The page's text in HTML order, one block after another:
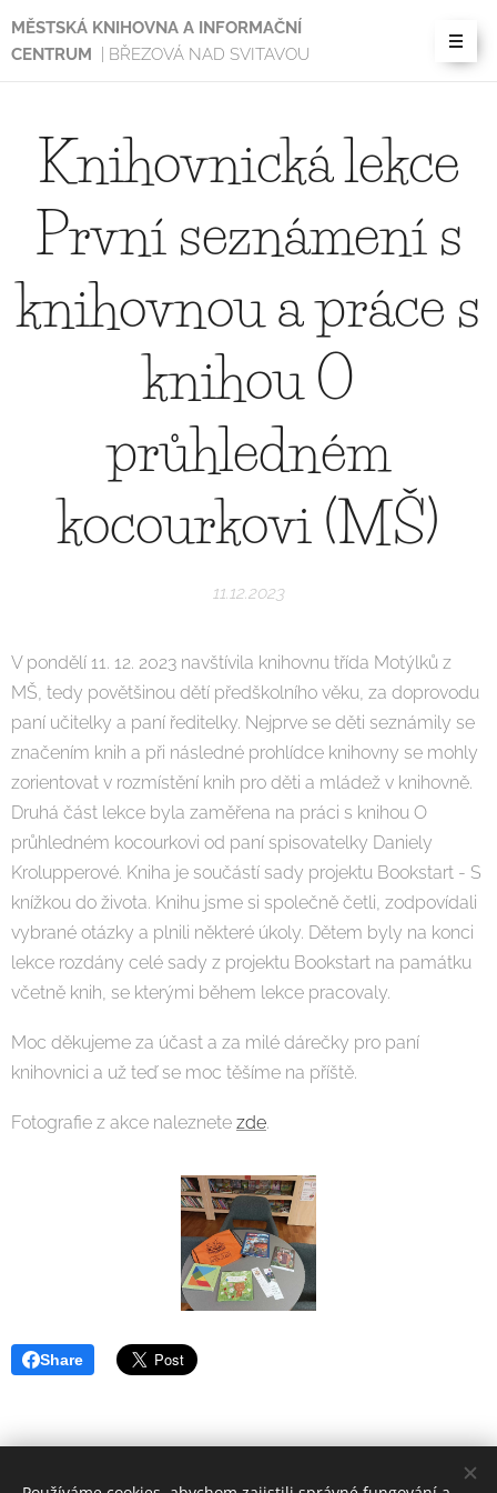
MĚSTSKÁ KNIHOVNA A INFORMAČNÍ
CENTRUM
| BŘEZOVÁ NAD SVITAVOU
Knihovnická lekce
První seznámení s
knihovnou a práce s
knihou O
průhledném
kocourkovi (MŠ)
11.12.2023
V pondělí 11. 12. 2023 navštívila knihovnu třída Motýlků z
MŠ, tedy povětšinou dětí předškolního věku, za doprovodu
paní učitelky a paní ředitelky. Nejprve se děti seznámily se
značením knih a při následné prohlídce knihovny se mohly
zorientovat v rozmístění knih pro děti a mládež v knihovně.
Druhá část lekce byla zaměřena na práci s knihou O
průhledném kocourkovi od paní spisovatelky Daniely
Krolupperové. Kniha je součástí sady projektu Bookstart - S
knížkou do života. Knihu jsme si společně četli, zodpovídali
vybrané otázky a plnili některé úkoly. Dětem byly na konci
lekce rozdány celé sady z projektu Bookstart na památku
včetně knih, se kterými během lekce pracovaly.
Moc děkujeme za účast a za milé dárečky pro paní
knihovnici a už teď se moc těšíme na příště.
Fotografie z akce naleznete zde.
Share